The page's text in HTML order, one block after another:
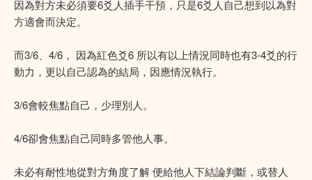
因為對方未必須要6爻人插手干預，只是6爻人自己想到以為對
方適會而決定。
而3/6、4/6， 因為紅色爻6 所以有以上情況同時也有3-4爻的行
動力，更以自己認為的結局，因應情況執行。
3/6會較焦點自己，少理別人。
4/6卻會焦點自己同時多管他人事。
未必有耐性地從對方角度了解 便給他人下結論判斷，或替人